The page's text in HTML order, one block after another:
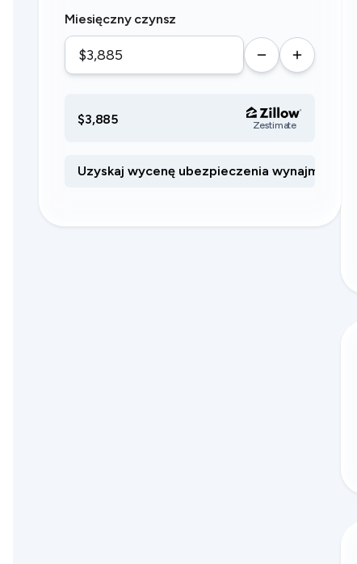
Miesięczny czynsz
$3,885 Zestimate